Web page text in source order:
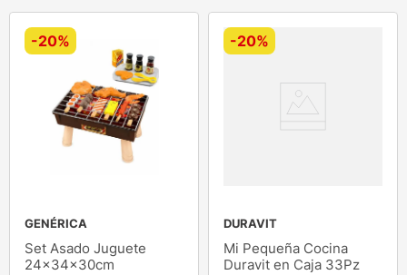
-20%
GENÉRICA
Set Asado Juguete
24x34x30cm
-20%
DURAVIT
Mi Pequeña Cocina
Duravit en Caja 33Pz